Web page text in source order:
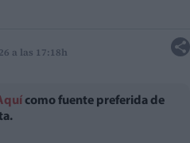
a las 17:18h
como fuente preferida de